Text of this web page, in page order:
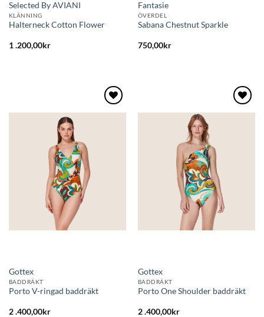
Selected By AVIANI
KLÄNNING
Halterneck Cotton Flower
1 .200,00kr
Fantasie
ÖVERDEL
Sabana Chestnut Sparkle
750,00kr
Gottex
BADDRÄKT
Porto V-ringad baddräkt
2 .400,00kr
Gottex
BADDRÄKT
Porto One Shoulder baddräkt
2 .400,00kr